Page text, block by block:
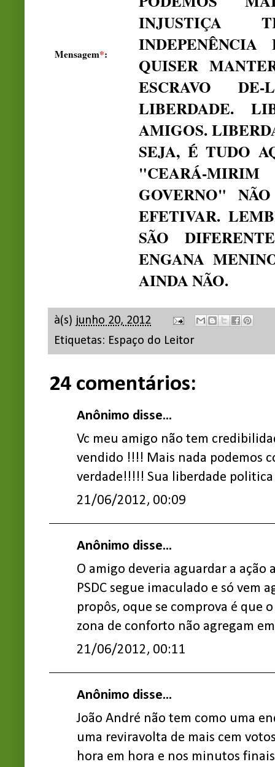
Mensagem*:
INJUSTIÇA
QUISER
ESCRAVO
LIBERDADE.
AMIGOS.
SEJA, É TUDO
"CEARÁ-
GOVERNO"
EFETIVAR.
SÃO
ENGANA
AINDA NÃO.
à(s) junho 20, 2012
Etiquetas: Espaço do Leitor
24 comentários:
Anônimo disse...
Vc meu amigo não tem
vendido !!!! Mais nada podemos
verdade!!!!! Sua liberdade
21/06/2012, 00:09
Anônimo disse...
O amigo deveria aguardar a ação
PSDC segue imaculado e só vem
propôs, oque se comprova é que
zona de conforto não agregam
21/06/2012, 00:11
Anônimo disse...
João André não tem como uma
uma reviravolta de mais cem
hora em hora e nos minutos